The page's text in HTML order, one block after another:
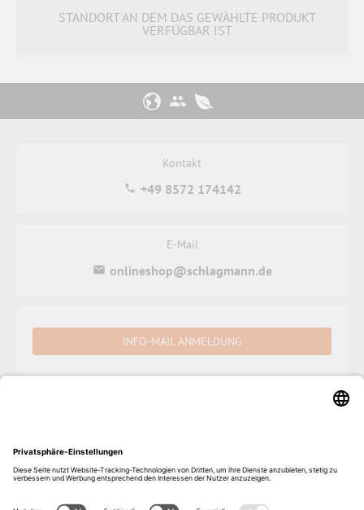
STANDORT AN DEM DAS GEWÄHLTE PRODUKT
VERFÜGBAR IST
Kontakt
+49 8572 174142
E-Mail
onlineshop@schlagmann.de
INFO-MAIL ANMELDUNG